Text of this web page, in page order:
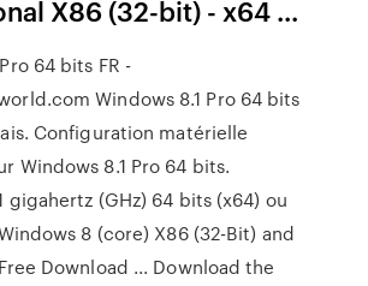
X86 (32-bit) - x64 ...
64 bits FR -
Windows 8.1 Pro 64 bits
Configuration matérielle
Windows 8.1 Pro 64 bits.
gigahertz (GHz) 64 bits (x64) ou
8 (core) X86 (32-Bit) and
Download ... Download the